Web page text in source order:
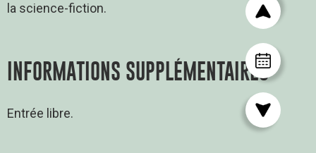
la science-fiction.
INFORMATIONS SUPPLÉMENTAIRES
Entrée libre.